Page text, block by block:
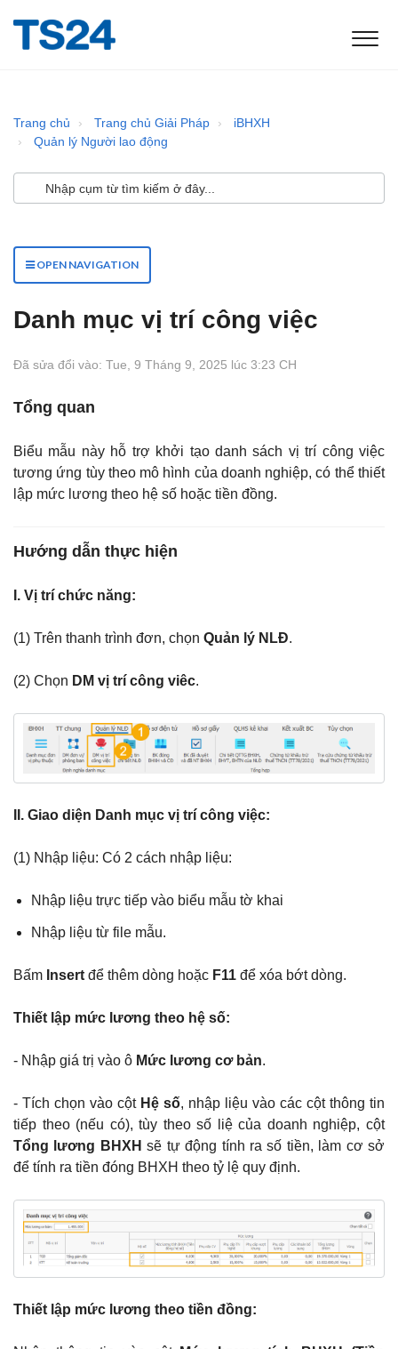
Trang chủ Trang chủ Giải Pháp
iBHXH
Quản lý Người lao động
OPEN NAVIGATION
Danh mục vị trí công việc
Đã sửa đổi vào: Tue, 9 Tháng 9, 2025 lúc 3:23 CH
Tổng quan
Biểu mẫu này hỗ trợ khởi tạo danh sách vị trí công việc
tương ứng tùy theo mô hình của doanh nghiệp, có thể thiết
lập mức lương theo hệ số hoặc tiền đồng.
Hướng dẫn thực hiện
I. Vị trí chức năng:
(1) Trên thanh trình đơn, chọn Quản lý NLĐ.
(2) Chọn DM vị trí công viêc.
II. Giao diện Danh mục vị trí công việc:
(1) Nhập liệu: Có 2 cách nhập liệu:
Nhập liệu trực tiếp vào biểu mẫu tờ khai
Nhập liệu từ file mẫu.
Bấm Insert để thêm dòng hoặc F11 để xóa bớt dòng.
Thiết lập mức lương theo hệ số:
- Nhập giá trị vào ô Mức lương cơ bản.
- Tích chọn vào cột Hệ số, nhập liệu vào các cột thông tin
tiếp theo (nếu có), tùy theo số liệ của doanh nghiệp, cột
Tổng lương BHXH sẽ tự động tính ra số tiền, làm cơ sở
để tính ra tiền đóng BHXH theo tỷ lệ quy định.
Thiết lập mức lương theo tiền đồng: